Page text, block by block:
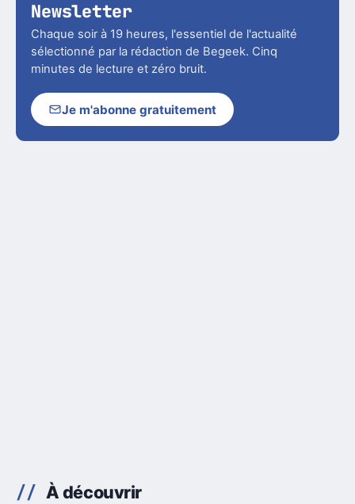
Newsletter
Chaque soir à 19 heures, l'essentiel de l'actualité
sélectionné par la rédaction de Begeek. Cinq
minutes de lecture et zéro bruit.
Je m'abonne gratuitement
À découvrir